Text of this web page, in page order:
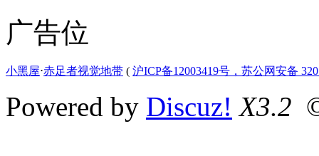
广告位
小黑屋⋅赤足者视觉地带 ( 沪ICP备12003419号，苏公网安备
Powered by Discuz! X3.2